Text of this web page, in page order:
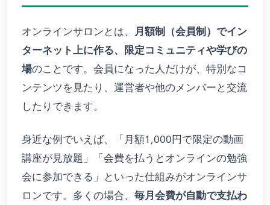
オンラインサロンとは、
月額制（会員制）でイン
ターネット上に作る、限定コミュニティや学びの
場のことです。会員になった人だけが、特別なコ
ンテンツを見たり、運営者や他のメンバーと交流
したりできます。
身近な例でいえば、「月額1,000円で限定の動画
講座が見放題」「会費を払うとオンラインの勉強
会に参加できる」といった仕組みがオンラインサ
ロンです。多くの場合、 毎月会費が自動で支払わ